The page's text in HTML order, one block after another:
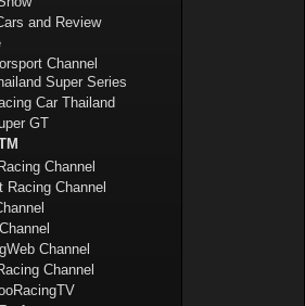
and Review
Channel
Super Series
Car Thailand
GT
Channel
Racing Channel
Channel
Channel